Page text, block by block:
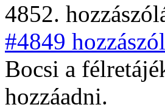
4852.
#4849
Bocsi a
hozzáadni.